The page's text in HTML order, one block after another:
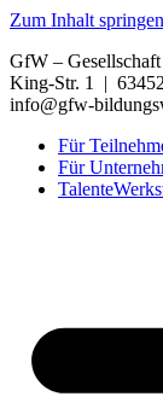
Zum Inhalt springen
GfW –
King-Str. 1 |
info@gfw-
Für
Für